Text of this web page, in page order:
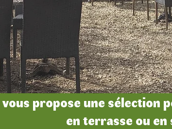
propose une sélection
en terrasse ou en